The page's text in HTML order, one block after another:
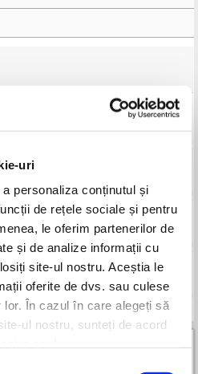
uri
personaliza conținutul și
de rețele sociale și pentru
le oferim partenerilor de
și de analize informații cu
site-ul nostru. Aceștia le
oferite de dvs. sau culese
În cazul în care alegeți să
ul nostru, sunteți de acord
La roţile de cauciuc şi roţile metalice